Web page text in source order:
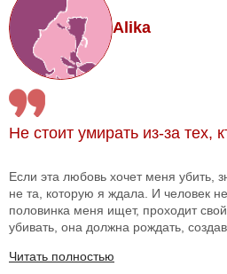
Alika
Не стоит умирать из-за тех,
Если эта любовь хочет меня убить,
не та, которую я ждала. И человек
половинка меня ищет, проходит
убивать, она должна рождать,
Читать полностью